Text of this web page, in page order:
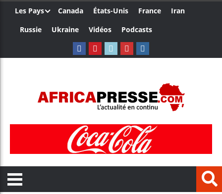
Les Pays Canada États-Unis France
Iran
Russie
Ukraine Vidéos Podcasts